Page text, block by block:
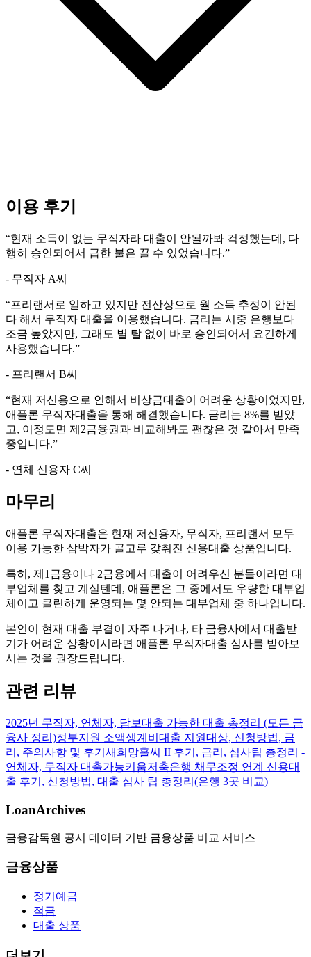
이용 후기
“현재 소득이 없는 무직자라 대출이 안될까봐 걱정했는데, 다
행히 승인되어서 급한 불은 끌 수 있었습니다.”
- 무직자 A씨
“프리랜서로 일하고 있지만 전산상으로 월 소득 추정이 안된
다 해서 무직자 대출을 이용했습니다. 금리는 시중 은행보다
조금 높았지만, 그래도 별 탈 없이 바로 승인되어서 요긴하게
사용했습니다.”
- 프리랜서 B씨
“현재 저신용으로 인해서 비상금대출이 어려운 상황이었지만,
애플론 무직자대출을 통해 해결했습니다. 금리는 8%를 받았
고, 이정도면 제2금융권과 비교해봐도 괜찮은 것 같아서 만족
중입니다.”
- 연체 신용자 C씨
마무리
애플론 무직자대출은 현재 저신용자, 무직자, 프리랜서 모두
이용 가능한 삼박자가 골고루 갖춰진 신용대출 상품입니다.
특히, 제1금융이나 2금융에서 대출이 어려우신 분들이라면 대
부업체를 찾고 계실텐데, 애플론은 그 중에서도 우량한 대부업
체이고 클린하게 운영되는 몇 안되는 대부업체 중 하나입니다.
본인이 현재 대출 부결이 자주 나거나, 타 금융사에서 대출받
기가 어려운 상황이시라면 애플론 무직자대출 심사를 받아보
시는 것을 권장드립니다.
관련 리뷰
2025년 무직자, 연체자, 담보대출 가능한 대출 총정리 (모든 금
융사 정리)정부지원 소액생계비대출 지원대상, 신청방법, 금
리, 주의사항 및 후기 새희망홀씨 II 후기, 금리, 심사팁 총정리 -
연체자, 무직자 대출가능키움저축은행 채무조정 연계 신용대
출 후기, 신청방법, 대출 심사 팁 총정리(은행 3곳 비교)
LoanArchives
금융감독원 공시 데이터 기반 금융상품 비교 서비스
금융상품
정기예금
적금
대출 상품